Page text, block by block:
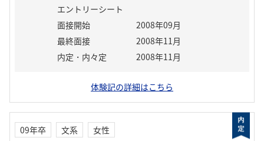
エントリーシート
面接開始
2008年09月
最終面接
2008年11月
内定・内々定
2008年11月
体験記の詳細はこちら
09年卒 文系
女性